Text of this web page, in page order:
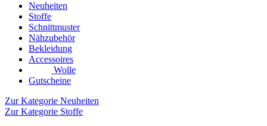
Neuheiten
Stoffe
Schnittmuster
Nähzubehör
Bekleidung
Accessoires
Wolle
Gutscheine
Zur Kategorie Neuheiten
Zur Kategorie Stoffe